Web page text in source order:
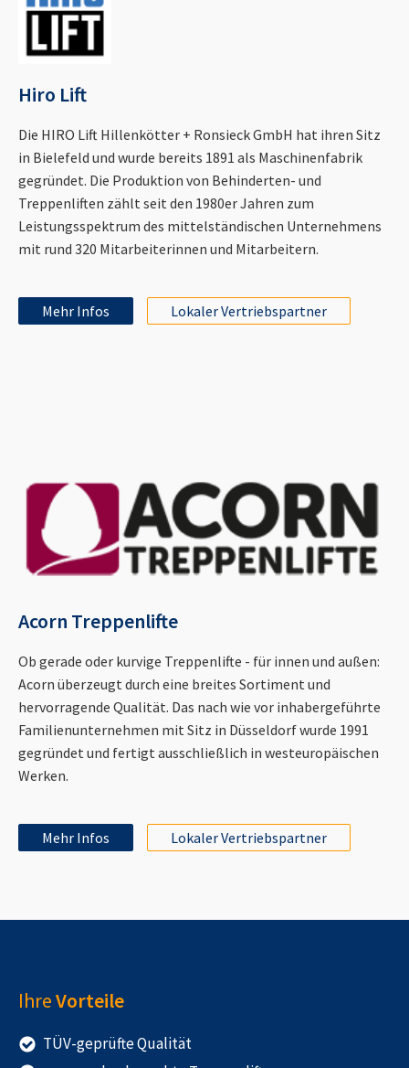
Hiro Lift
Die HIRO Lift Hillenkötter + Ronsieck GmbH hat ihren Sitz
in Bielefeld und wurde bereits 1891 als Maschinenfabrik
gegründet. Die Produktion von Behinderten- und
Treppenliften zählt seit den 1980er Jahren zum
Leistungsspektrum des mittelständischen Unternehmens
mit rund 320 Mitarbeiterinnen und Mitarbeitern.
Mehr Infos Lokaler Vertriebspartner
Acorn Treppenlifte
Ob gerade oder kurvige Treppenlifte - für innen und außen:
Acorn überzeugt durch eine breites Sortiment und
hervorragende Qualität. Das nach wie vor inhabergeführte
Familienunternehmen mit Sitz in Düsseldorf wurde 1991
gegründet und fertigt ausschließlich in westeuropäischen
Werken.
Mehr Infos Lokaler Vertriebspartner
IhreVorteile
TÜV-geprüfte Qualität